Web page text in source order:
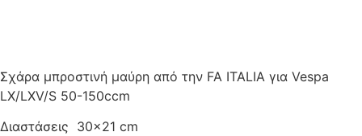
Σχάρα μπροστινή μαύρη από την FA ITALIA για Vespa
LX/LXV/S 50-150ccm
Διαστάσεις 30×21 cm